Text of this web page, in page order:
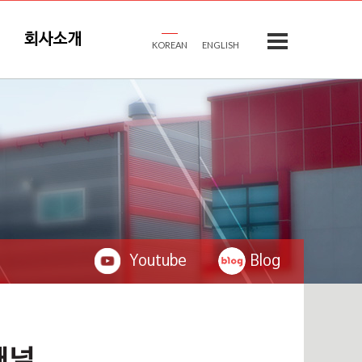
KOREAN ENGLISH
회사소개
Youtube Blog